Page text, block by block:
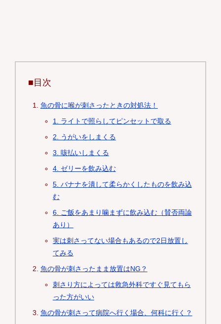
■目次
魚の骨に喉が刺さったときの対処法！
1. ライトで照らしてピンセットで取る
2. うがいをしまくる
3. 咳払いしまくる
4. ゼリーを飲み込む
5. バナナを潰して柔らかくしたものを飲み込
む
6. ご飯をあまり噛まずに飲み込む（賛否両論
あり）
実は刺さってない場合もあるので2日放置し
てみる
魚の骨が刺さったまま放置はNG？
刺さり方によっては救急外科ですぐ見てもら
った方がいい
魚の骨が刺さって病院へ行く場合、何科に行く？